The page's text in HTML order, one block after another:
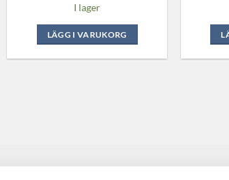
I lager
LÄGG I VARUKORG